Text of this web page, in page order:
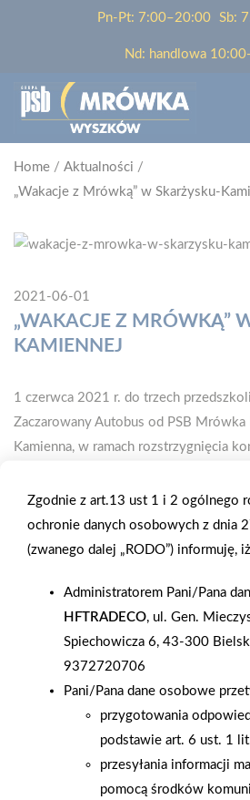
Pn-Pt: 7:00–20:00 Sb:
Nd: handlowa
Home / Aktualności /
„Wakacje z Mrówką” w Skarżysku-
2021-06-01
„WAKACJE Z MRÓWKĄ”
KAMIENNEJ
1 czerwca 2021 r. do trzech
Zaczarowany Autobus od PSB
Kamienna, w ramach rozstrzygnięcia
zorganizowanej na profilu firmowym
Skarżysko-Kamienna:
https://www.facebook.com/
„Mrówka na Wakacjach”. Po
poddane pod głosowanie przez
W zabawie udział wzięło 10
zostało oddanych ponad 8700 reakcji, a
wyniósł ponad 93 000 osób.
polubień profilu FB. Komisja
Zaczarowany Autobus z Krainą
trzy przedszkola. Dzieciaki były
szczęśliwe z możliwości zabawy w
Zgodnie z art.13 ust 1 i 2 ogólnego
ochronie danych osobowych z dnia
(zwanego dalej „RODO”) informuję,
Administratorem Pani/Pana
HFTRADECO, ul. Gen.
Spiechowicza 6, 43-300
9372720706
Pani/Pana dane osobowe
przygotowania
podstawie art. 6 ust. 1 lit.
przesyłania informacji
pomocą środków